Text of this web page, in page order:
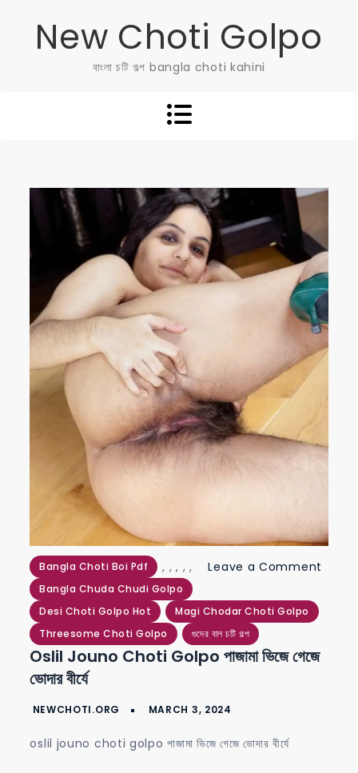
New Choti Golpo
বাংলা চটি গল্প bangla choti kahini
Bangla Choti Boi Pdf ,
Bangla Chuda Chudi Golpo
,
Desi Choti Golpo Hot
,
Magi Chodar Choti Golpo
,
Threesome Choti Golpo
,
গুদের বাল চটি গল্প
Leave a Comment
oslil
jouno
choti
গেজে
Oslil Jouno Choti Golpo পাজামা ভিজে গেজে
ভোদার বীর্যে
oslil jouno choti golpo পাজামা ভিজে গেজে ভোদার বীর্যে